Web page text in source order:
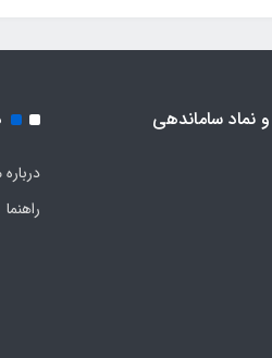
و نماد ساماندهی
درباره
راهنما